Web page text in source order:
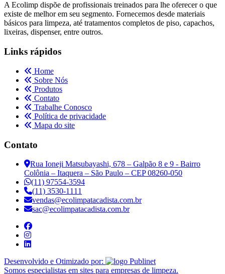
A Ecolimp dispõe de profissionais treinados para lhe oferecer o que
existe de melhor em seu segmento. Fornecemos desde materiais
básicos para limpeza, até tratamentos completos de piso, capachos,
lixeiras, dispenser, entre outros.
Links rápidos
Home
Sobre Nós
Produtos
Contato
Trabalhe Conosco
Política de privacidade
Mapa do site
Contato
Rua Ioneji Matsubayashi, 678 – Galpão 8 e 9 - Bairro
Colônia – Itaquera – São Paulo – CEP 08260-050
(11) 97554-3594
(11) 3530-1111
vendas@ecolimpatacadista.com.br
sac@ecolimpatacadista.com.br
Desenvolvido e Otimizado por:
Somos especialistas em sites para empresas de limpeza.